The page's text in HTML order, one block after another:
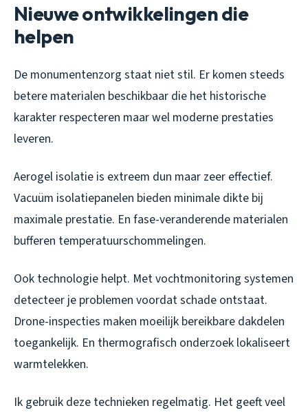
Nieuwe ontwikkelingen die
helpen
De monumentenzorg staat niet stil. Er komen steeds
betere materialen beschikbaar die het historische
karakter respecteren maar wel moderne prestaties
leveren.
Aerogel isolatie is extreem dun maar zeer effectief.
Vacuüm isolatiepanelen bieden minimale dikte bij
maximale prestatie. En fase-veranderende materialen
bufferen temperatuurschommelingen.
Ook technologie helpt. Met vochtmonitoring systemen
detecteer je problemen voordat schade ontstaat.
Drone-inspecties maken moeilijk bereikbare dakdelen
toegankelijk. En thermografisch onderzoek lokaliseert
warmtelekken.
Ik gebruik deze technieken regelmatig. Het geeft veel